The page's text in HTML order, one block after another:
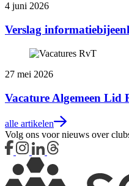
4 juni 2026
Verslag
27 mei 2026
Vacature Algemeen Lid
alle artikelen
Volg ons voor nieuws over